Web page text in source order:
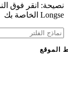
Longse الخاصة بك
الموقع